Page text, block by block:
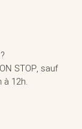
STOP, sauf
à 12h.